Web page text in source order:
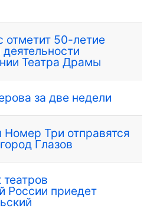
50-летие
Театра Драмы
за две недели
Три отправятся
Глазов
России приедет